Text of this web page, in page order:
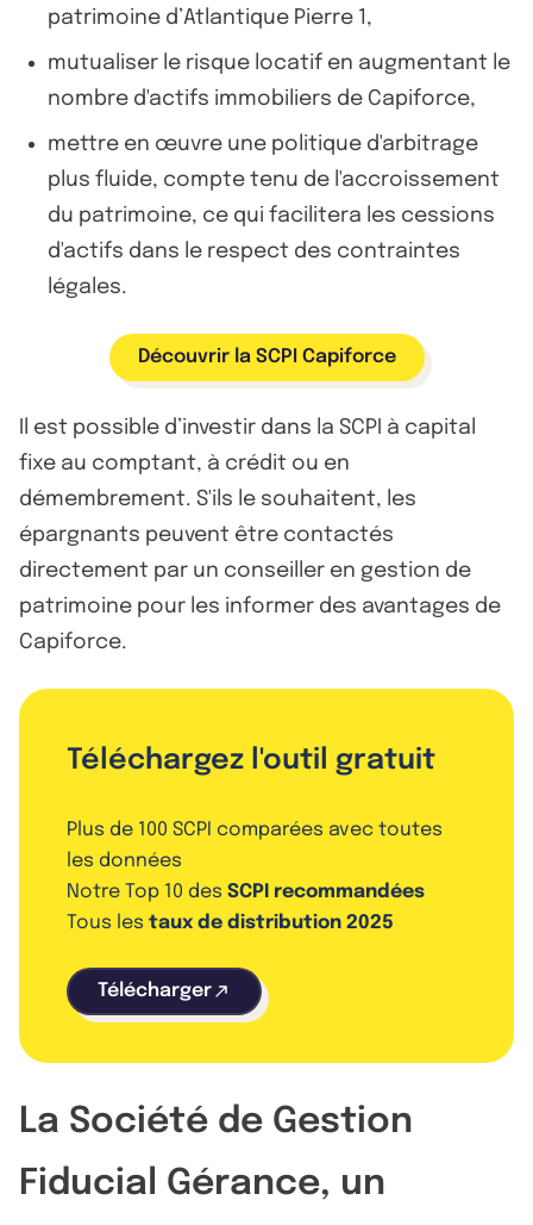
patrimoine d’Atlantique Pierre 1,
mutualiser le risque locatif en augmentant le
nombre d'actifs immobiliers de Capiforce,
mettre en œuvre une politique d'arbitrage
plus fluide, compte tenu de l'accroissement
du patrimoine, ce qui facilitera les cessions
d'actifs dans le respect des contraintes
légales.
Découvrir la SCPI Capiforce
Il est possible d’investir dans la SCPI à capital
fixe au comptant, à crédit ou en
démembrement. S'ils le souhaitent, les
épargnants peuvent être contactés
directement par un conseiller en gestion de
patrimoine pour les informer des avantages de
Capiforce.
Téléchargez l'outil gratuit
Plus de 100 SCPI comparées avec toutes
les données
Notre Top 10 des SCPI recommandées
Tous les taux de distribution 2025
Télécharger
La Société de Gestion
Fiducial Gérance, un